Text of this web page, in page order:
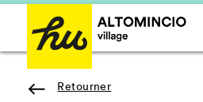
Retourner